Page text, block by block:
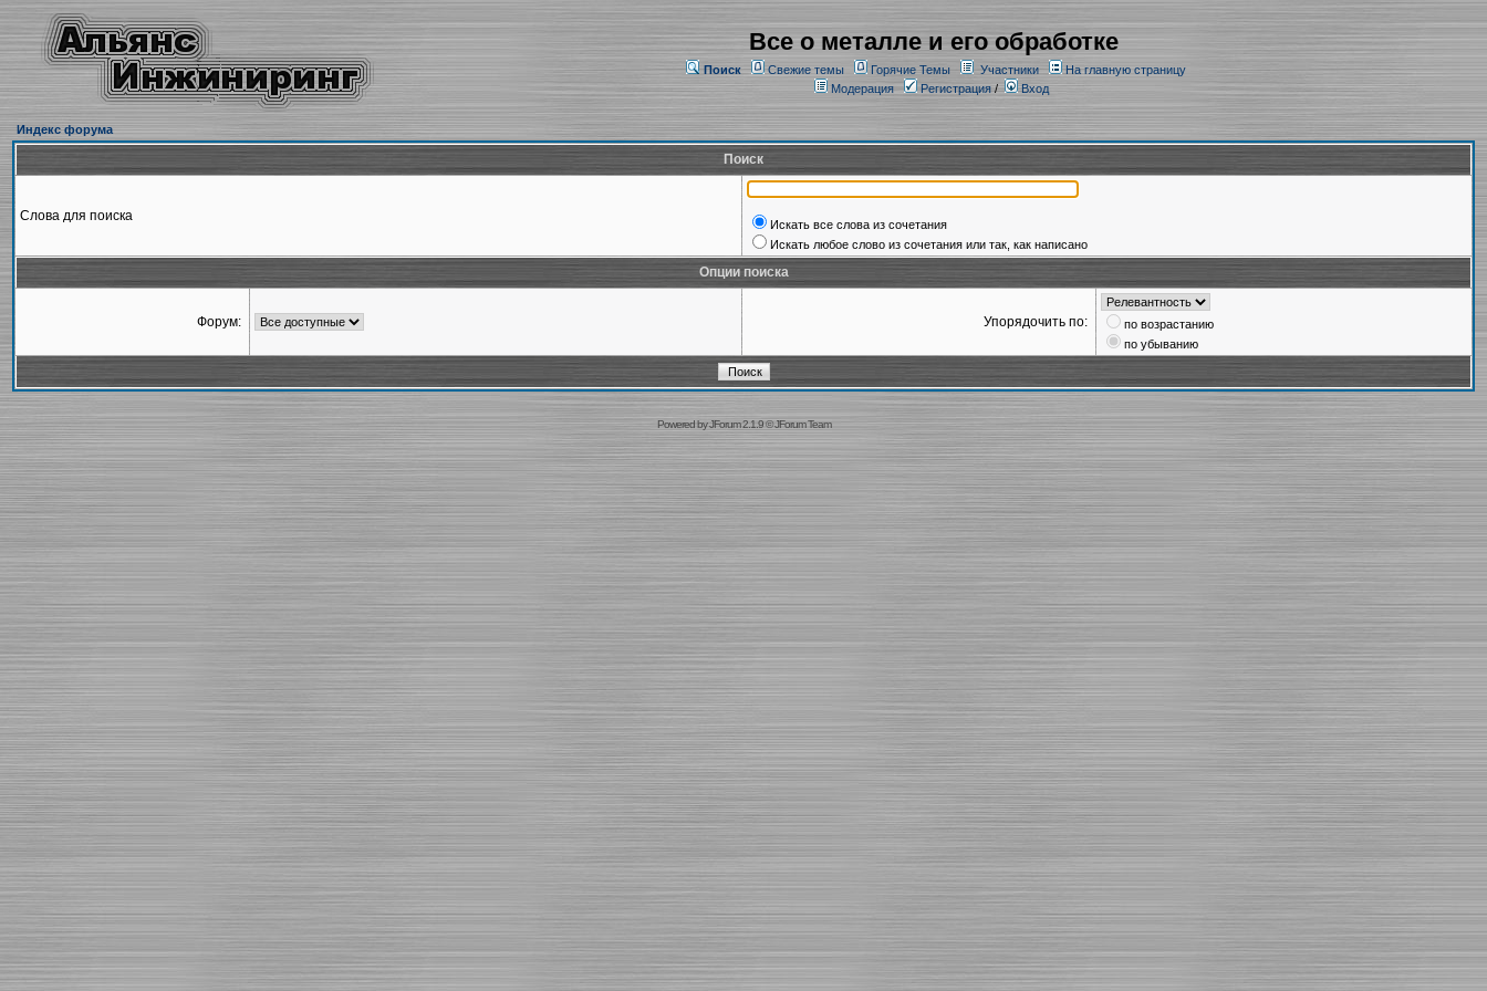
Все о металле и его обработке
Поиск Свежие темы Горячие Темы Участники
На главную страницу
Модерация
Регистрация/ Вход
Индекс форума
Поиск
Слова для поиска
Искать все слова из сочетания
Искать любое слово из сочетания или так, как написано
Опции поиска
Форум: Упорядочить по:
по возрастанию
по убыванию
Powered byJForum 2.1.9©JForum Team